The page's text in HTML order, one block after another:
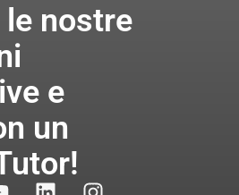
le nostre
e
un